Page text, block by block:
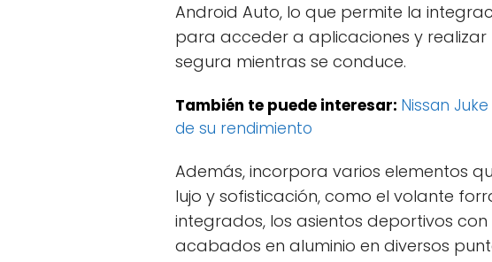
Android Auto, lo que permite la
para acceder a aplicaciones y
segura mientras se conduce.
También te puede interesar: Nissan
de su rendimiento
Además, incorpora varios elementos
lujo y sofisticación, como el volante
integrados, los asientos deportivos
acabados en aluminio en diversos